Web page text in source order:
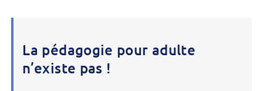
La pédagogie pour adulte
n’existe pas !